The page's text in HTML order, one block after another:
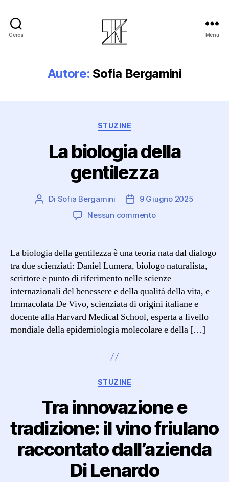
Cerca Menu
Autore: Sofia Bergamini
Categorie
STUZINE
La biologia della
gentilezza
Autore
Di Sofia Bergamini
Data9 Giugno 2025
Nessun commentosu
La biologia della gentilezza è una teoria nata dal dialogo
tra due scienziati: Daniel Lumera, biologo naturalista,
scrittore e punto di riferimento nelle scienze
internazionali del benessere e della qualità della vita, e
Immacolata De Vivo, scienziata di origini italiane e
docente alla Harvard Medical School, esperta a livello
mondiale della epidemiologia molecolare e della […]
Categorie
STUZINE
Tra innovazione e
tradizione: il vino friulano
raccontato dall’azienda
Di Lenardo